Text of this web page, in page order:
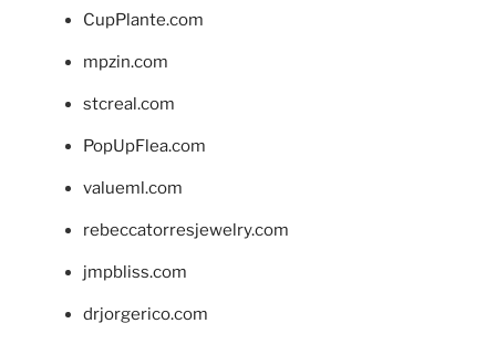
CupPlante.com
mpzin.com
stcreal.com
PopUpFlea.com
valueml.com
rebeccatorresjewelry.com
jmpbliss.com
drjorgerico.com